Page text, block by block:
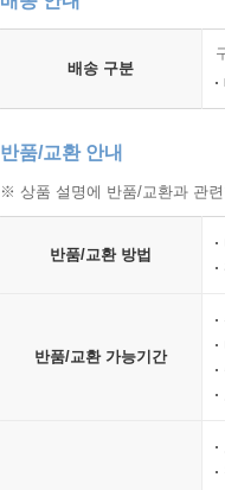
배송 구분
반품/교환 안내
※ 상품 설명에 반품/교환과 관
반품/교환 방법
반품/교환 가능기간